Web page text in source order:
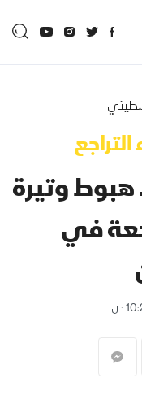
هبوط وتيرة
في